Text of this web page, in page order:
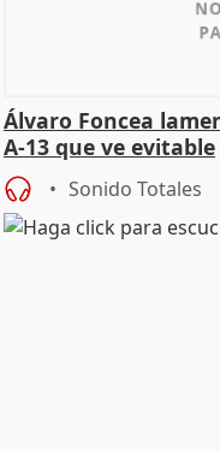
Álvaro Foncea
A-13 que ve evitable
Sonido Totales